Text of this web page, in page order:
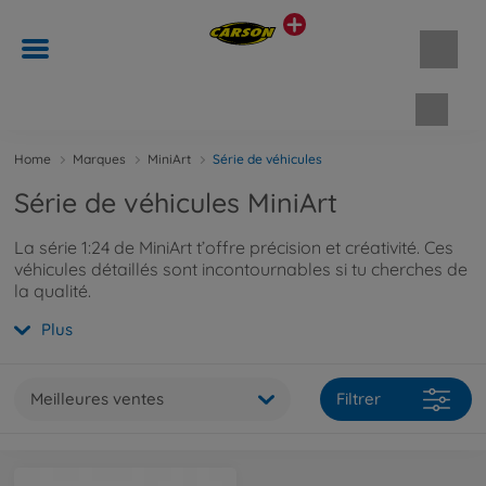
Home Marques MiniArt Série de véhicules
Série de véhicules MiniArt
La série 1:24 de MiniArt t’offre précision et créativité. Ces
véhicules détaillés sont incontournables si tu cherches de
la qualité.
Plus
Meilleures ventes Filtrer